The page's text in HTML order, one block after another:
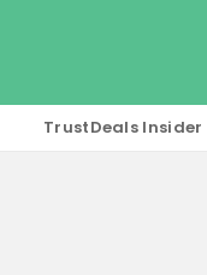
TrustDeals Insider